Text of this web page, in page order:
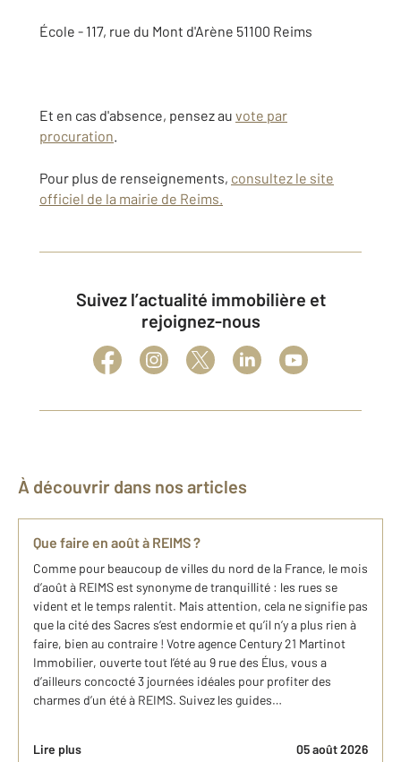
École - 117, rue du Mont d'Arène 51100 Reims
Et en cas d'absence, pensez au vote par
procuration.
Pour plus de renseignements, consultez le site
officiel de la mairie de Reims.
Suivez l’actualité immobilière et
rejoignez-nous
À découvrir dans nos articles
Que faire en août à REIMS ?
Comme pour beaucoup de villes du nord de la France, le mois
d’août à REIMS est synonyme de tranquillité : les rues se
vident et le temps ralentit. Mais attention, cela ne signifie pas
que la cité des Sacres s’est endormie et qu’il n’y a plus rien à
faire, bien au contraire ! Votre agence Century 21 Martinot
Immobilier, ouverte tout l’été au 9 rue des Élus, vous a
d’ailleurs concocté 3 journées idéales pour profiter des
charmes d’un été à REIMS. Suivez les guides…
Lire plus 05 août 2026